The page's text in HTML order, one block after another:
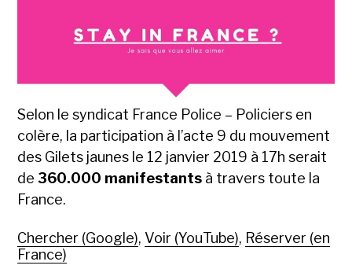
Selon le syndicat France Police – Policiers en
colère, la participation à l’acte 9 du mouvement
des Gilets jaunes le 12 janvier 2019 à 17h serait
de360.000 manifestants à travers toute la
France.
Chercher (Google), Voir (YouTube), Réserver (en
France)